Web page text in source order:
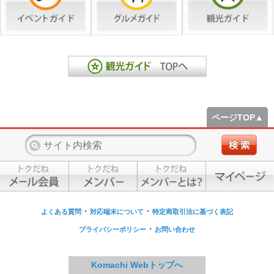
ページTOP▲
よくある質問 ・ 対応端末について ・ 特定商取引法に基づく表記
プライバシーポリシー ・ お問い合わせ
Komachi Webトップへ